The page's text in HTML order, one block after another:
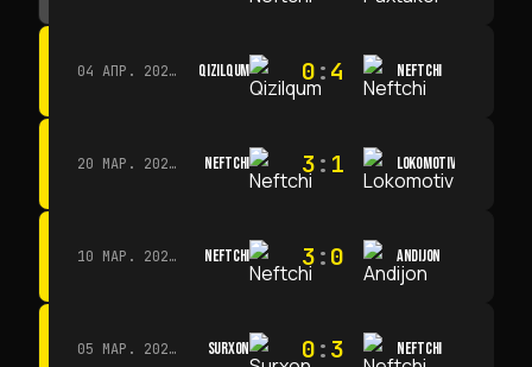
04 АПР. 2026 Г. · 13:00 QIZILQUM 0:4 NEFTCHI
20 МАР. 2026 Г. · 11:00 NEFTCHI 3: 1 LOKOMOTIV
10 МАР. 2026 Г. · 14:00 NEFTCHI 3:0 ANDIJON
05 МАР. 2026 Г. · 14:30 SURXON 0:3 NEFTCHI